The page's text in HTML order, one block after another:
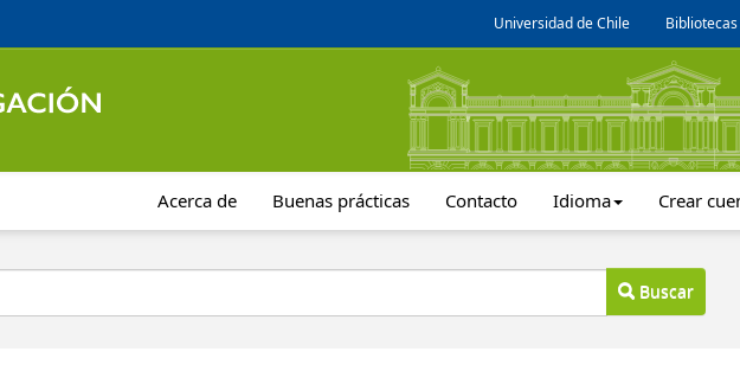
Universidad de Chile Bibliotecas
Acerca de Buenas prácticas Contacto Idioma Crear
Buscar